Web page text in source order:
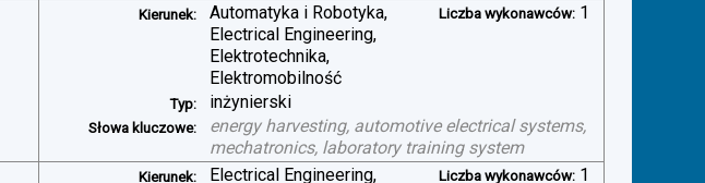
Kierunek:
Automatyka i Robotyka,
Electrical Engineering,
Elektrotechnika,
Elektromobilność
Liczba wykonawców: 1
Typ: inżynierski
Słowa kluczowe:
energy harvesting, automotive electrical systems,
mechatronics, laboratory training system
Kierunek:
Electrical Engineering,
Liczba wykonawców: 1